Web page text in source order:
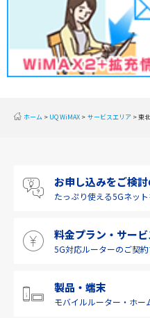
甲信越
北陸
九州・沖縄
ホーム UQ WiMAX サービスエリア 東
お申し込みをご検
たっぷり使える5Gネッ
料金プラン・サービ
5G対応ルーターのご契
製品・端末
モバイルルーター・ ホー